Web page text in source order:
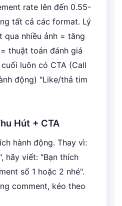
rate lên đến 0.55-
tất cả các format. Lý
qua nhiều ảnh = tăng
thuật toán đánh giá
luôn có CTA (Call
động) "Like/thả tim
Hút + CTA
hành động. Thay vì:
hãy viết: "Bạn thích
số 1 hoặc 2 nhé".
comment, kéo theo